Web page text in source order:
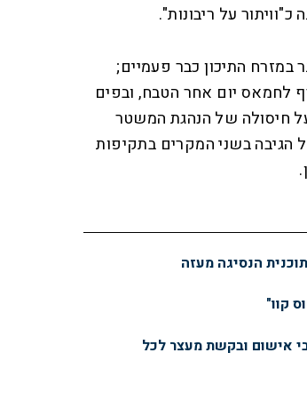
על ריבונות".
במזרח התיכון כבר פעמיים;
הצטרף לחמאס יום אחר הטבח, ובפים
במטרה לנקום על חיסולה של הנהגת המשטר
בשני המקרים בתקיפות
הנסיגה מעזה
קוו"
אישום ובקשת מעצר לכל